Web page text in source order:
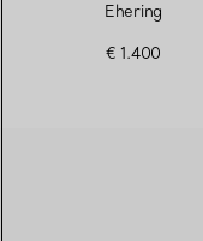
Ehering
€ 1.400